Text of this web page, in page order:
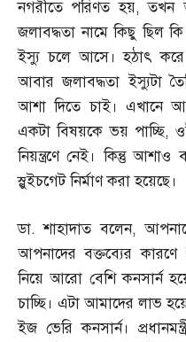
নগরীতে পরিণত হয়,তখন
জলাবদ্ধতা নামে কিছু ছিল
ইস্যু চলে আসে। হঠাৎ করে
আবার জলাবদ্ধতা ইস্যুটা
আশা দিতে চাই। এখানে
একটা বিষয়কে ভয় পাচ্ছি,
নিয়ন্ত্রণে নেই। কিন্তু আশাও
স্লুইচগেট নির্মাণ করা হয়েছে।
ডা.শাহাদাত বলেন,
আপনাদের বক্তব্যের কারণে
নিয়ে আরো বেশি কনসার্ন
চাচ্ছি। এটা আমাদের লাভ
ইজ ভেরি কনসার্ন।